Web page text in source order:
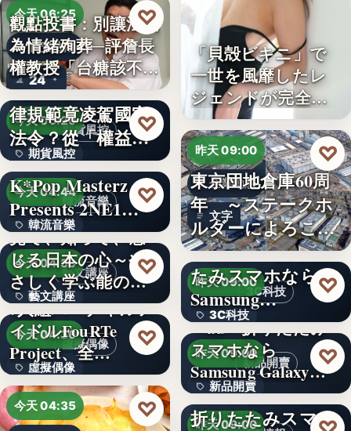
今天 06:25
食安法治
24
觀點投書：別讓法治
為情緒殉葬─評詹長
權教授「台糖該不該
通…
♡
期貨風控
今天 06:20
期貨風控
文字
觀點投書：公會自
律規範竟凌駕國家
法令？從「權益
數」定義看…
♡
韓流音樂
今天 04:44
韓流音樂
文字
K*Pop Masterz
Presents 2NE1…
♡
藝文講座
今天 04:39
藝文講座
1,000円
見て、知って、感
じる日本の心～や
さしく学ぶ能の世
界へ
♡
虛擬偶像
今天 04:36
虛擬偶像
10
7人組バーチャルア
イドルFouRTe
Project、全…
♡
今天 04:35 ♡
「貝殻ビキニ」で
一世を風靡したレ
ジェンドが完全復
活武田久…
昨天 09:00
企業動態
文字
東京団地倉庫60周
年 ～ステークホ
ルダーによろこば
れる…
♡
3C科技
昨天 09:00
3C科技
文字
＜OPEN＞折りた
たみスマホなら
Samsung…
♡
新品開賣
昨天 09:00
新品開賣
4.1
＜au＞折りたたみ
スマホなら
Samsung Galaxy…
♡
昨天 09:00
＜ソフトバンク＞
折りたたみスマホ